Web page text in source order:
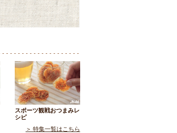
スポーツ観戦おつまみレ
シピ
＞ 特集一覧はこちら